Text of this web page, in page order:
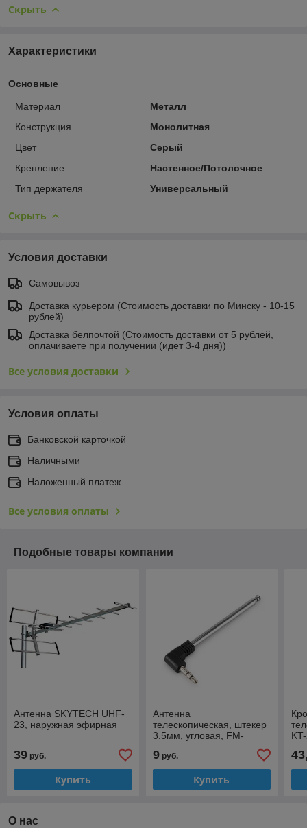
Скрыть
Характеристики
Основные
Материал
Металл
Конструкция
Монолитная
Цвет
Серый
Крепление
Настенное/Потолочное
Тип держателя
Универсальный
Скрыть
Условия доставки
Самовывоз
Доставка курьером (Стоимость доставки по Минску - 10-15
рублей)
Доставка белпочтой (Стоимость доставки от 5 рублей,
оплачиваете при получении (идет 3-4 дня))
Все условия доставки
Условия оплаты
Банковской карточкой
Наличными
Наложенный платеж
Все условия оплаты
Подобные товары компании
Антенна SKYTECH UHF-
23, наружная эфирная
39 руб.
Купить
Антенна
телескопическая, штекер
3.5мм, угловая, FM-
колонок, телефонов,
планшетов
9руб.
Купить
О нас